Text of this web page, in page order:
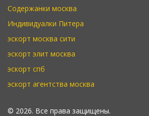
Содержанки москва
Индивидуалки Питера
эскорт москва сити
эскорт элит москва
эскорт спб
эскорт агентства москва
© 2026. Все права защищены.